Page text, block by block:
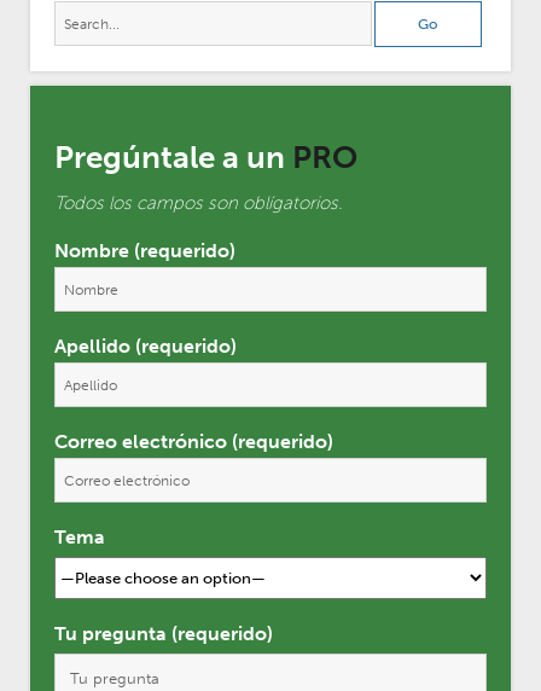
Pregúntale a un PRO
Todos los campos son oblígatorios.
Nombre (requerido)
Apellido (requerido)
Correo electrónico (requerido)
Tema
Tu pregunta (requerido)